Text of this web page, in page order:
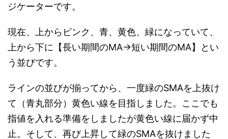
ジケーターです。
現在、上からピンク、青、黄色、緑になっていて、
上から下に【長い期間のMA→短い期間のMA】とい
う並びです。
ラインの並びが揃ってから、一度緑のSMAを上抜け
て（青丸部分）黄色い線を目指しました。ここでも
指値を入れる準備をしましたが黄色い線に届かず中
止。そして、再び上昇して緑のSMAを抜けました